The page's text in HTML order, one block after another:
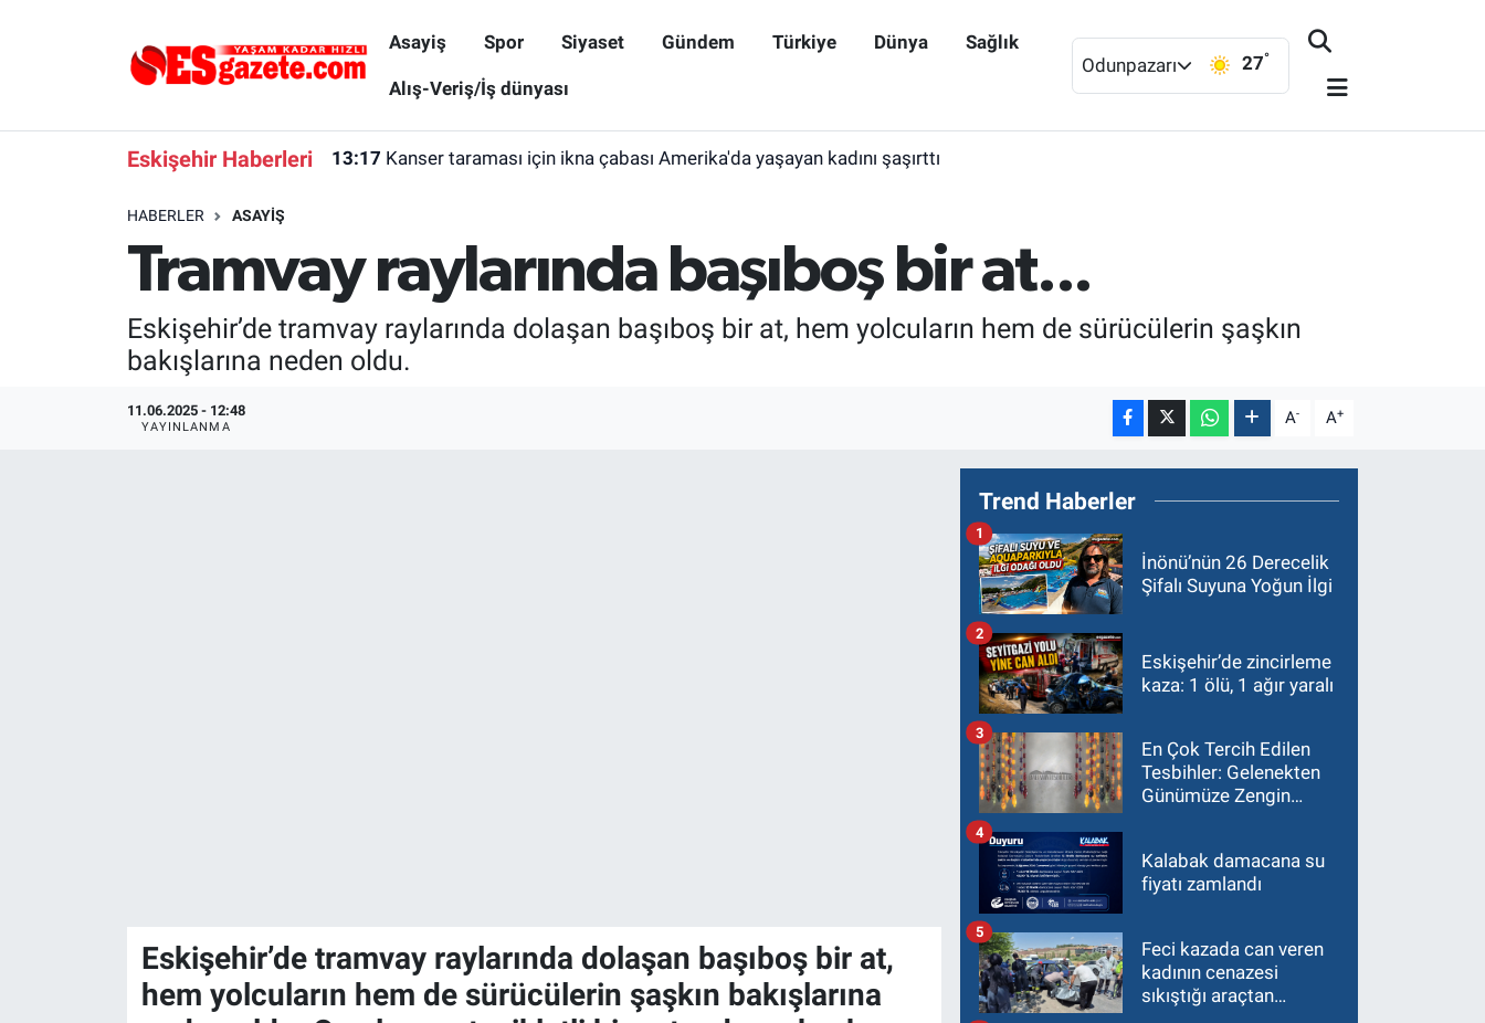
Asayiş Spor Siyaset Gündem Türkiye Dünya Sağlık
Alış-Veriş/İş dünyası
Odunpazarı 27°
Eskişehir Haberleri 13:17 Kanser taraması için ikna çabası Amerika'da yaşayan kadını şaşırttı
HABERLER ASAYIŞ
Tramvay raylarında başıboş bir at...
Eskişehir’de tramvay raylarında dolaşan başıboş bir at, hem yolcuların hem de sürücülerin şaşkın
bakışlarına neden oldu.
11.06.2025 - 12:48
YAYINLANMA A- A+
Eskişehir’de tramvay raylarında dolaşan başıboş bir at,
hem yolcuların hem de sürücülerin şaşkın bakışlarına
Trend Haberler
İnönü’nün 26 Derecelik
Şifalı Suyuna Yoğun İlgi
1
Eskişehir’de zincirleme
kaza: 1 ölü, 1 ağır yaralı
2
En Çok Tercih Edilen
Tesbihler: Gelenekten
Günümüze Zengin
3
Kalabak damacana su
fiyatı zamlandı
4
Feci kazada can veren
kadının cenazesi
sıkıştığı araçtan
5
Gündem
Eskişehirspor Arşivi
Röportaj
Ekonomi
Bilim ve Teknoloji
Eskişehir Nöbetçi Eczaneler
Süper Lig Puan Durumu ve Fikstür
Son Dakika Haberleri
Haber Arşivi